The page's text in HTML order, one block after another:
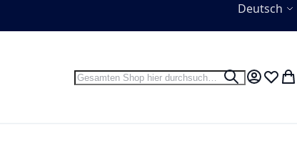
Sprache
Deutsch
Suche
Suche
Mein